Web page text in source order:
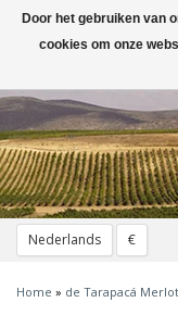
Nederlands €
Toggle
navigation
Home » de Tarapacá
Door het gebruiken van
cookies om onze